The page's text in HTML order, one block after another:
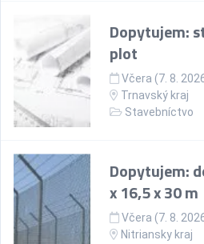
Dopytujem:
plot
Včera (7. 8.
Trnavský kraj
Stavebníctvo
Dopytujem:
x 16,5 x 30 m
Včera (7. 8.
Nitriansky kraj